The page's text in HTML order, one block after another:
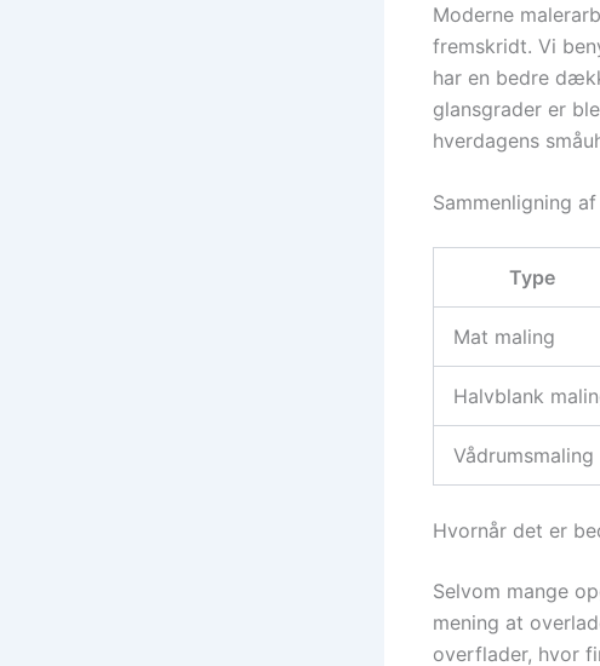
Moderne
fremskridt. Vi
har en bedre
glansgrader er
hverdagens
Sammenligning
Type
Mat maling
Halvblank
Vådrumsmaling
Hvornår det er
Selvom mange
mening at
overflader, hvor